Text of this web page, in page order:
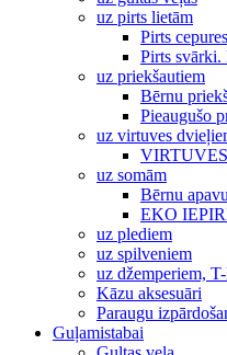
uz pirts lietām
Pirts cepures
Pirts
uz priekšautiem
Bērnu
Pieaugušo
uz virtuves
uz somām
Bērnu
EKO
uz plediem
uz spilveniem
uz džemperiem,
Kāzu aksesuāri
Paraugu
Guļamistabai